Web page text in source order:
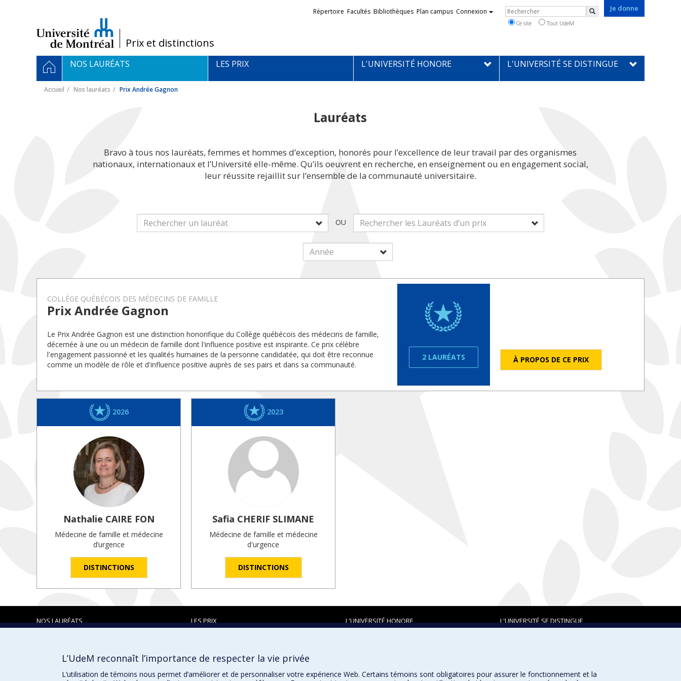
/Prix et distinctions
Je donne
Liens
externes
Répertoire Facultés Bibliothèques Plan campus Connexion Rechercher
Rechercher
Ce site Tout UdeM
Navigation
principale
ACCUEIL
NOS LAURÉATS LES PRIX L'UNIVERSITÉ HONORE L'UNIVERSITÉ SE DISTINGUE
Accueil Nos lauréats Prix Andrée Gagnon
Lauréats
Bravo à tous nos lauréats, femmes et hommes d’exception, honorés pour l’excellence de leur travail par des organismes
nationaux, internationaux et l’Université elle-même. Qu’ils oeuvrent en recherche, en enseignement ou en engagement social,
leur réussite rejaillit sur l’ensemble de la communauté universitaire.
OU
COLLÈGE QUÉBÉCOIS DES MÉDECINS DE FAMILLE
Prix Andrée Gagnon
Le Prix Andrée Gagnon est une distinction honorifique du Collège québécois des médecins de famille,
décernée à une ou un médecin de famille dont l'influence positive est inspirante. Ce prix célèbre
l'engagement passionné et les qualités humaines de la personne candidatée, qui doit être reconnue
comme un modèle de rôle et d'influence positive auprès de ses pairs et dans sa communauté.
2 LAURÉATS À PROPOS DE CE PRIX
2026
Nathalie CAIRE FON
Médecine de famille et médecine
d’urgence
DISTINCTIONS
2023
Safia CHERIF SLIMANE
Médecine de famille et médecine
d'urgence
DISTINCTIONS
NOS LAURÉATS LES PRIX L'UNIVERSITÉ HONORE L'UNIVERSITÉ SE DISTINGUE
Prix et distinctions
Plan du site|Accessibilité
L’UdeM reconnaît l’importance de respecter la vie privée
L’utilisation de témoins nous permet d’améliorer et de personnaliser votre expérience Web. Certains témoins sont obligatoires pour assurer le fonctionnement et la